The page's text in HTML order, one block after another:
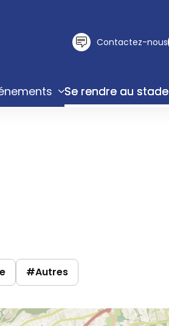
Contactez-nous
Se rendre au stade
#Autres